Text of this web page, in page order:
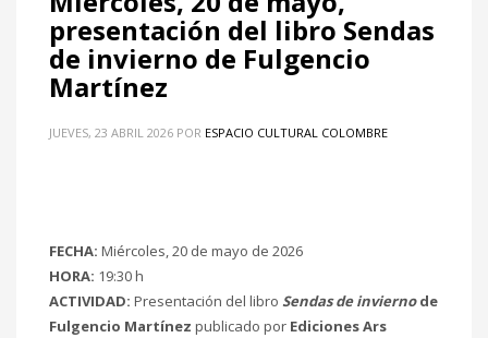
presentación del libro Sendas
de invierno de Fulgencio
Martínez
JUEVES, 23 ABRIL 2026 POR ESPACIO CULTURAL COLOMBRE
FECHA: Miércoles, 20 de mayo de 2026
HORA: 19:30 h
ACTIVIDAD: Presentación del libro Sendas de inviernode
Fulgencio Martínez publicado por Ediciones Ars